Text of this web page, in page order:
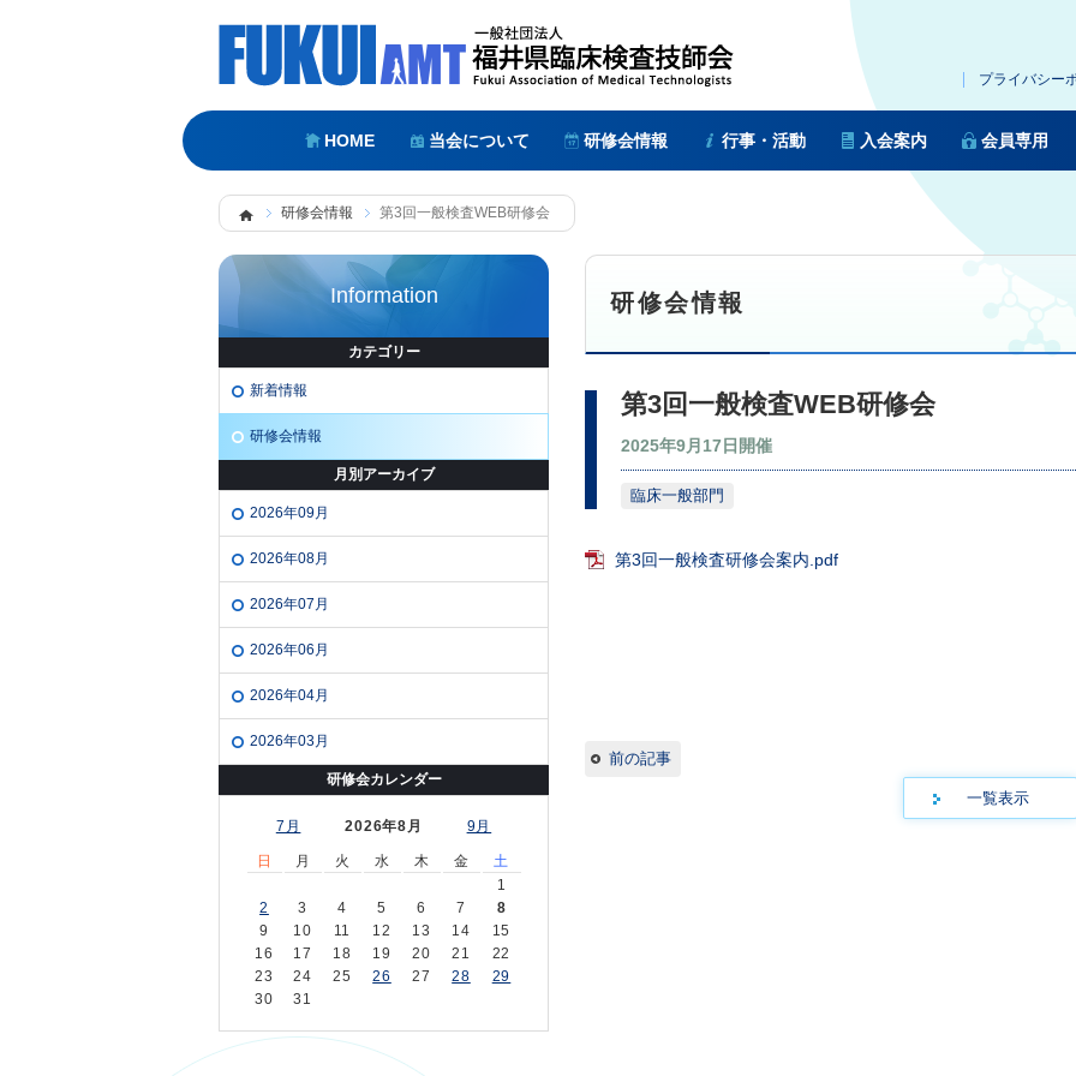
HOME 当会について 研修会情報 行事・活動 入会案内 会員専用
プライバシー
研修会情報 第3回一般検査WEB研修会
研修会情報
第3回一般検査WEB研修会
2025年9月17日開催
臨床一般部門
第3回一般検査研修会案内.pdf
前の記事
一覧表示
Information
カテゴリー
新着情報
研修会情報
月別アーカイブ
2026年09月
2026年08月
2026年07月
2026年06月
2026年04月
2026年03月
研修会カレンダー
7月 2026年8月 9月
日 月 火 水 木 金
土
1
2
3 4 5 6 7
8
9
10 11 12 13 14
15
16
17 18 19 20 21
22
23
24 25 26 27 28
29
30
31